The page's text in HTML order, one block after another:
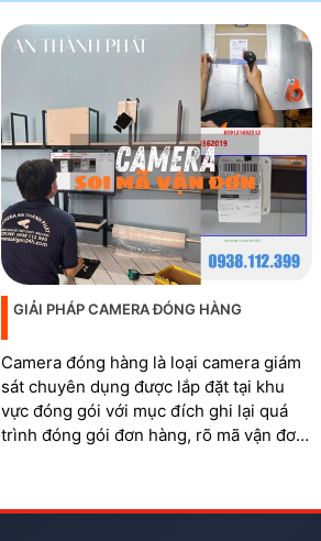
GIẢI PHÁP CAMERA ĐÓNG HÀNG
Camera đóng hàng là loại camera giám
sát chuyên dụng được lắp đặt tại khu
vực đóng gói với mục đích ghi lại quá
trình đóng gói đơn hàng, rõ mã vận đơn,